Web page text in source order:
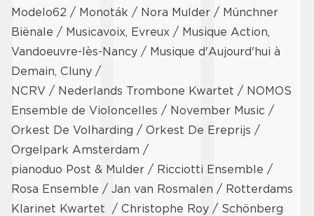
Modelo62 / Monoták / Nora Mulder / Münchner
Biënale / Musicavoix, Evreux / Musique Action,
Vandoeuvre-lès-Nancy / Musique d'Aujourd'hui à
Demain, Cluny /
NCRV / Nederlands Trombone Kwartet / NOMOS
Ensemble de Violoncelles / November Music /
Orkest De Volharding / Orkest De Ereprijs /
Orgelpark Amsterdam /
pianoduo Post & Mulder / Ricciotti Ensemble /
Rosa Ensemble / Jan van Rosmalen / Rotterdams
Klarinet Kwartet / Christophe Roy / Schönberg